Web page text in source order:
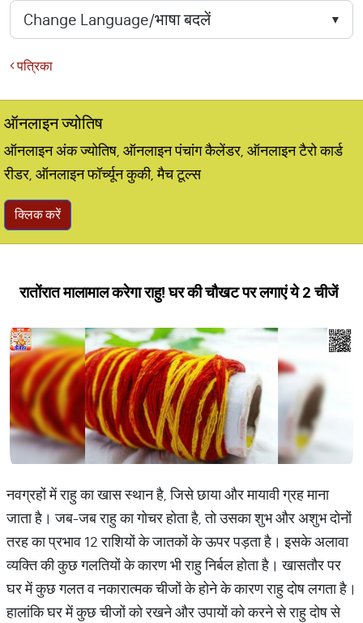
पत्रिका
ऑनलाइन ज्योतिष
ऑनलाइन अंक ज्योतिष, ऑनलाइन पंचांग कैलेंडर, ऑनलाइन टैरो कार्ड
रीडर, ऑनलाइन फॉर्च्यून कुकी, मैच टूल्स
क्लिक करें
रातोंरात मालामाल करेगा राहु! घर की चौखट पर लगाएं ये 2 चीजें
नवग्रहों में राहु का खास स्थान है, जिसे छाया और मायावी ग्रह माना
जाता है। जब-जब राहु का गोचर होता है, तो उसका शुभ और अशुभ दोनों
तरह का प्रभाव 12 राशियों के जातकों के ऊपर पड़ता है। इसके अलावा
व्यक्ति की कुछ गलतियों के कारण भी राहु निर्बल होता है। खासतौर पर
घर में कुछ गलत व नकारात्मक चीजों के होने के कारण राहु दोष लगता है।
हालांकि घर में कुछ चीजों को रखने और उपायों को करने से राहु दोष से